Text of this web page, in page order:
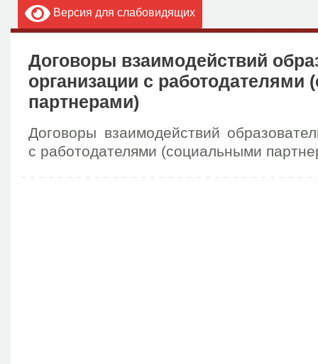
Версия для слабовидящих
Договоры взаимодействий
организации с
партнерами)
Договоры взаимодействий
с работодателями (социальными